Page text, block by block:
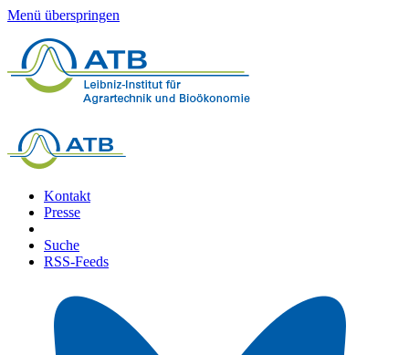
Menü überspringen
Kontakt
Presse
Suche
RSS-Feeds